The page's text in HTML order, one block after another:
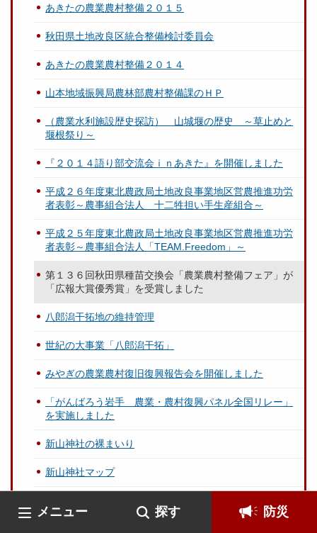
メニュー 探す 防災
あきたの農業農村整備２０１５
秋田県土地改良区統合整備検討委員会
あきたの農業農村整備２０１４
山本地域振興局農林部農村整備課のＨＰ
（農業水利施設歴史探訪） 山城堰の歴史 ～草止めと
堰根祭り～
『２０１４語り部交流会ｉｎあきた』を開催しました
平成２６年度東北農政局土地改良事業地区営農推進功労
者表彰～農事組合法人 十二牲担い手生産組合～
平成２５年度東北農政局土地改良事業地区営農推進功労
者表彰～農事組合法人「TEAM.Freedom」～
第１３６回秋田県種苗交換会「農業農村整備フェア」が
「広報大賞優秀賞」を受賞しました
八郎潟干拓地の維持管理
世紀の大事業「八郎潟干拓」
みやぎの農業農村復旧復興報告会を開催しました
「がんばろう岩手 農業・農村復興パネル全国リレー」
を実施しました
新山神社の裸まいり
新山神社マップ